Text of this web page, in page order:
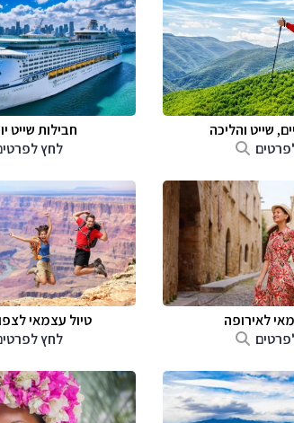
שייט והליכה
חבילות שייט
לחץ
לאירופה
טיול עצמאי
לחץ